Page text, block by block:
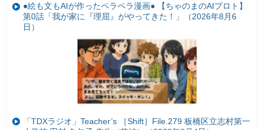
●絵も文もAIが作ったペラペラ漫画● 【ちゃのまのAIプロト】
第0話「我が家に『理屈』がやってきた！」（2026年8月6
日）
「TDXラジオ」Teacher’s ［Shift］File.279 板橋区立志村第一